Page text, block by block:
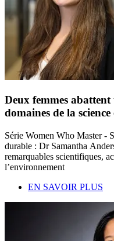
Deux femmes abattent
domaines de la
Série Women Who Master -
durable : Dr Samantha
remarquables scientifiques,
l’environnement
EN SAVOIR PLUS